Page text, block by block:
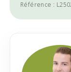
Référence :